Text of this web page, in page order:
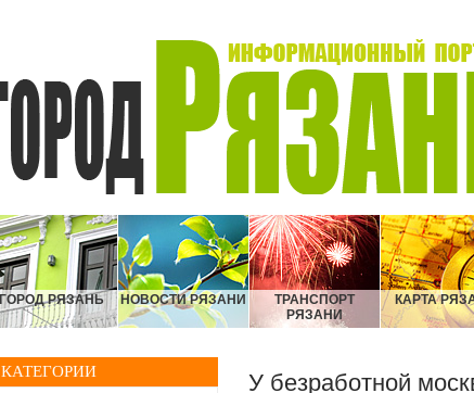
ГОРОД РЯЗАНЬ НОВОСТИ РЯЗАНИ
ТРАНСПОРТ
РЯЗАНИ
КАРТА
КАТЕГОРИИ
У безработной